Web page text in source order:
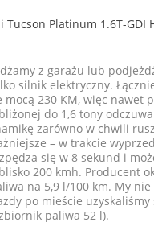
z garażu lub
silnik elektryczny.
mocą 230 KM, więc nawet
do 1,6 tony
zarówno w chwili
– w trakcie
się w 8 sekund i
200 kmh. Producent
na 5,9 l/100 km. My nie
po mieście
paliwa 52 l).